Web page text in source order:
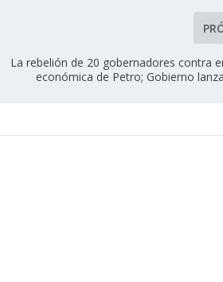
La rebelión de 20 gobernadores contra
económica de Petro; Gobierno